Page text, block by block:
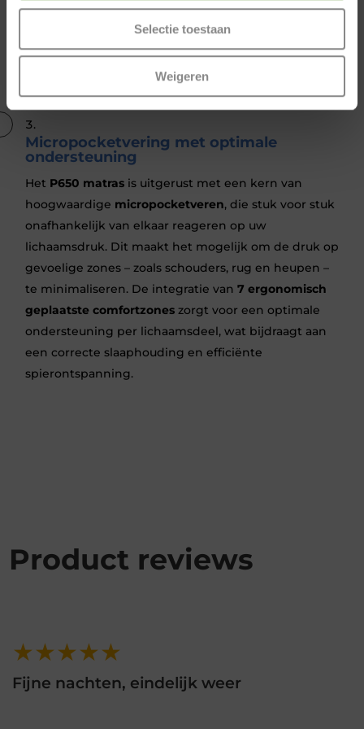
Selectie toestaan
Weigeren
TexenCertiPUR.
medium/hard ofmedium/soft
Micropocketvering met optimale
ondersteuning
Het P650 matrasis uitgerust met een kern van
hoogwaardige micropocketveren, die stuk voor stuk
onafhankelijk van elkaar reageren op uw
lichaamsdruk. Dit maakt het mogelijk om de druk op
gevoelige zones – zoals schouders, rug en heupen –
te minimaliseren. De integratie van 7 ergonomisch
geplaatste comfortzoneszorgt voor een optimale
ondersteuning per lichaamsdeel, wat bijdraagt aan
een correcte slaaphouding en efficiënte
spierontspanning.
Product reviews
★★★★★
Fijne nachten, eindelijk weer